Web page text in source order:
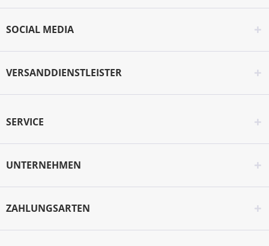
SOCIAL MEDIA
VERSANDDIENSTLEISTER
SERVICE
UNTERNEHMEN
ZAHLUNGSARTEN